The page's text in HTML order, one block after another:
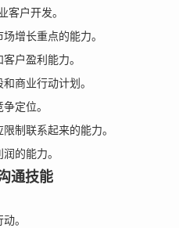
户开发。
增长重点的能力。
户盈利能力。
商业行动计划。
定位。
制联系起来的能力。
的能力。
通技能
。